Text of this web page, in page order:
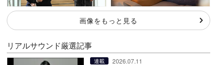
画像をもっと見る
リアルサウンド厳選記事
連載 2026.07.11